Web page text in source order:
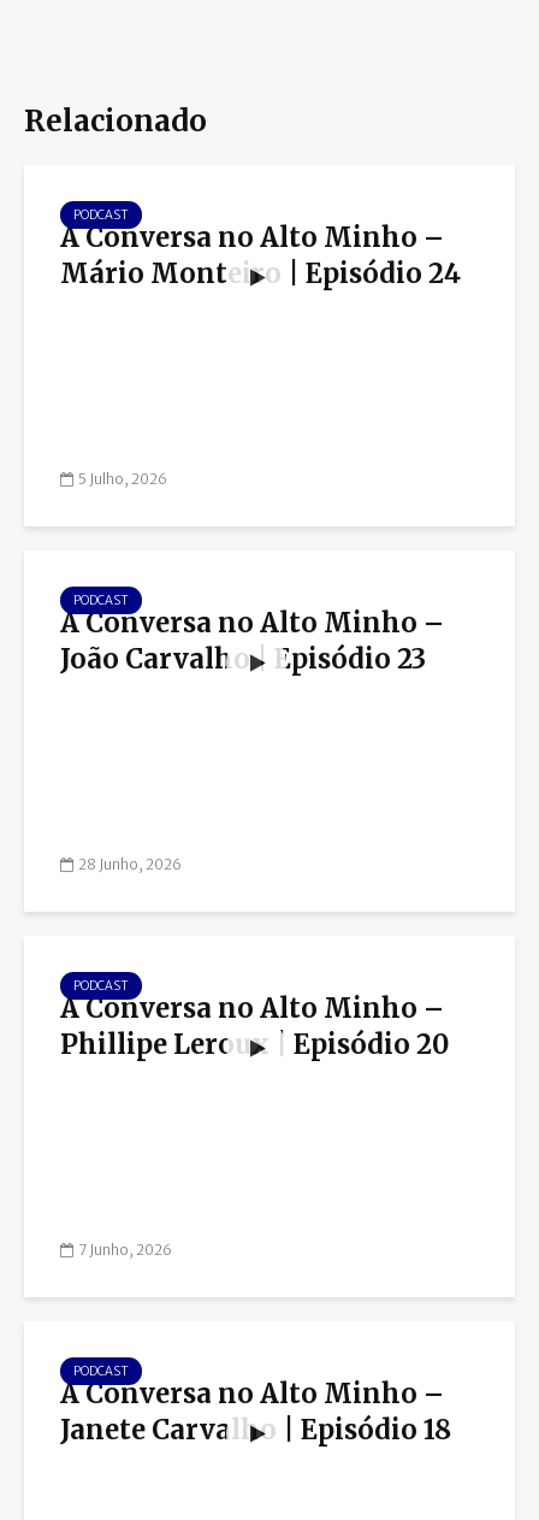
Relacionado
PODCAST
À Conversa no Alto Minho –
Mário Monteiro | Episódio 24
5 Julho, 2026
PODCAST
À Conversa no Alto Minho –
João Carvalho | Episódio 23
28 Junho, 2026
PODCAST
À Conversa no Alto Minho –
Phillipe Leroux | Episódio 20
7 Junho, 2026
PODCAST
À Conversa no Alto Minho –
Janete Carvalho | Episódio 18